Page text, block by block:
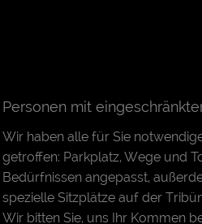
Personen mit
Wir haben alle für Sie
getroffen: Parkplatz, Wege und
Bedürfnissen angepasst,
spezielle Sitzplätze auf der
Wir bitten Sie, uns Ihr Kommen